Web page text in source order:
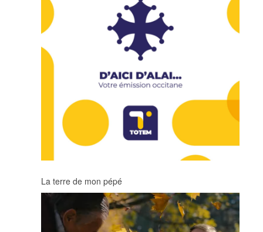
La terre de mon pépé